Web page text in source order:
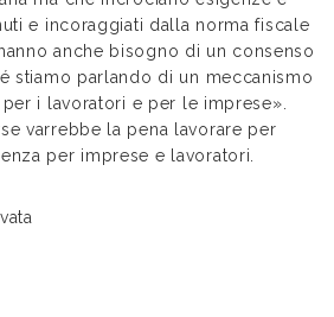
e incoraggiati dalla norma fiscale
anche bisogno di un consenso
stiamo parlando di un meccanismo
i lavoratori e per le imprese».
varrebbe la pena lavorare per
per imprese e lavoratori.